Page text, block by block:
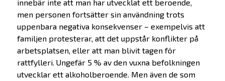
innebär inte att man har utvecklat ett beroende,
men personen fortsätter sin användning trots
uppenbara negativa konsekvenser – exempelvis att
familjen protesterar, att det uppstår konflikter på
arbetsplatsen, eller att man blivit tagen för
rattfylleri. Ungefär 5 % av den vuxna befolkningen
utvecklar ett alkoholberoende. Men även de som